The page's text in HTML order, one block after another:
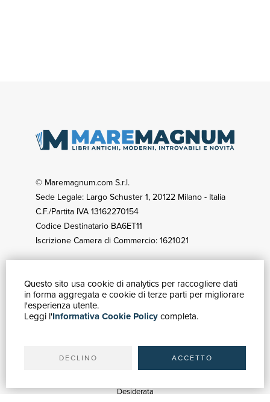
Questo sito usa cookie di analytics per raccogliere dati
in forma aggregata e cookie di terze parti per migliorare
l'esperienza utente.
Leggi l'Informativa Cookie Policycompleta.
DECLINO ACCETTO
© Maremagnum.com S.r.l.
Sede Legale: Largo Schuster 1, 20122 Milano - Italia
C.F./Partita IVA 13162270154
Codice Destinatario BA6ET11
Iscrizione Camera di Commercio: 1621021
GUIDA ACQUISTI
Ricerca avanzata
Spedizioni
Desiderata